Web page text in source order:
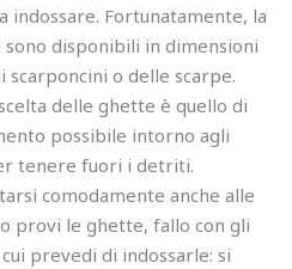
indossare. Fortunatamente, la
disponibili in dimensioni
o delle scarpe.
delle ghette è quello di
possibile intorno agli
tenere fuori i detriti.
comodamente anche alle
provi le ghette, fallo con gli
prevedi di indossarle: si